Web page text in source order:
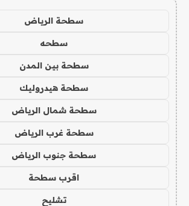
سطحة الرياض
سطحه
سطحة بين المدن
سطحة هيدروليك
سطحة شمال الرياض
سطحة غرب الرياض
سطحة جنوب الرياض
اقرب سطحة
تشليح